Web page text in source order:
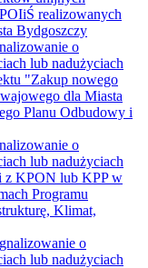
realizowanych
Bydgoszczy
o
lub nadużyciach
"Zakup nowego
dla Miasta
Planu Odbudowy i
o
lub nadużyciach
z KPON lub KPP w
Programu
Klimat,
o
lub nadużyciach